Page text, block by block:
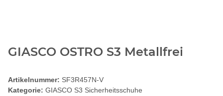
GIASCO OSTRO S3 Metallfrei
Artikelnummer: SF3R457N-V
Kategorie: GIASCO S3 Sicherheitsschuhe